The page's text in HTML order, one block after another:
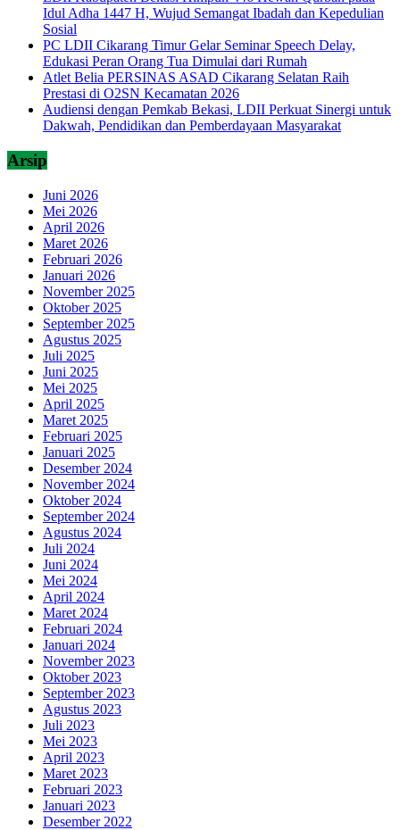
Idul Adha 1447 H, Wujud Semangat Ibadah dan Kepedulian
Sosial
PC LDII Cikarang Timur Gelar Seminar Speech Delay,
Edukasi Peran Orang Tua Dimulai dari Rumah
Atlet Belia PERSINAS ASAD Cikarang Selatan Raih
Prestasi di O2SN Kecamatan 2026
Audiensi dengan Pemkab Bekasi, LDII Perkuat Sinergi untuk
Dakwah, Pendidikan dan Pemberdayaan Masyarakat
Arsip
Juni 2026
Mei 2026
April 2026
Maret 2026
Februari 2026
Januari 2026
November 2025
Oktober 2025
September 2025
Agustus 2025
Juli 2025
Juni 2025
Mei 2025
April 2025
Maret 2025
Februari 2025
Januari 2025
Desember 2024
November 2024
Oktober 2024
September 2024
Agustus 2024
Juli 2024
Juni 2024
Mei 2024
April 2024
Maret 2024
Februari 2024
Januari 2024
November 2023
Oktober 2023
September 2023
Agustus 2023
Juli 2023
Mei 2023
April 2023
Maret 2023
Februari 2023
Januari 2023
Desember 2022